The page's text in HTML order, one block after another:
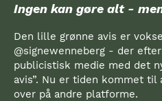
Ingen kan gøre alt -
Den lille grønne avis er
@signewenneberg - der
publicistisk medie med det
avis”. Nu er tiden kommet
over på andre platforme.